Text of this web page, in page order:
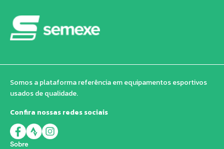
Somos a plataforma referência em equipamentos esportivos
usados de qualidade.
Confira nossas redes sociais
Sobre